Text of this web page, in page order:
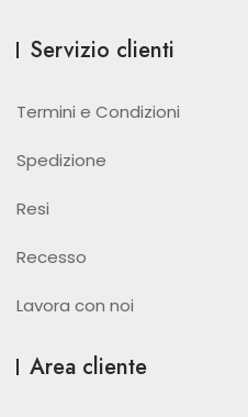
Servizio clienti
Termini e Condizioni
Spedizione
Resi
Recesso
Lavora con noi
Area cliente